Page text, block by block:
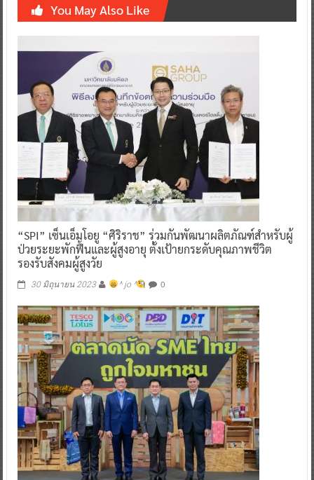
You May Also Like
“SPI” เซ็นเอ็มโอยู “ศิริราช” ร่วมกันพัฒนาผลิตภัณฑ์สำหรับผู้
ป่วยระยะพักฟื้นและผู้สูงอายุ ตั้งเป้ายกระดับคุณภาพชีวิต
รองรับสังคมผู้สูงวัย
30 มิถุนายน 2023 ^ jo ^ 0